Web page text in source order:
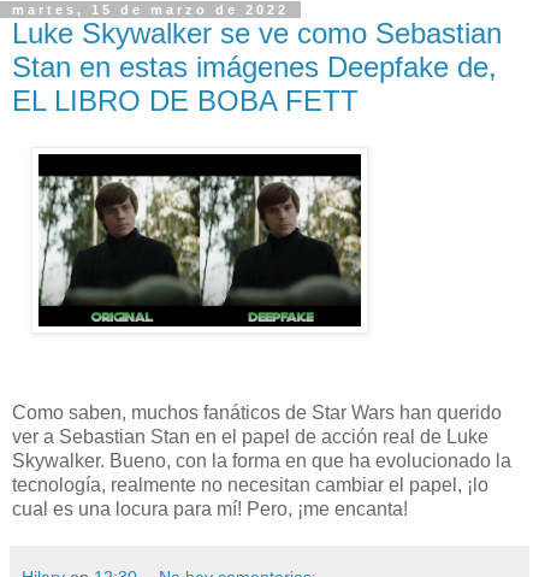
martes, 15 de marzo de 2022
Luke Skywalker se ve como Sebastian
Stan en estas imágenes Deepfake de,
EL LIBRO DE BOBA FETT
Como saben, muchos fanáticos de Star Wars han querido
ver a Sebastian Stan en el papel de acción real de Luke
Skywalker. Bueno, con la forma en que ha evolucionado la
tecnología, realmente no necesitan cambiar el papel, ¡lo
cual es una locura para mí! Pero, ¡me encanta!